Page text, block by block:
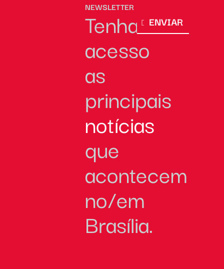
NEWSLETTER
Tenha
acesso
as
principais
notícias
que
acontecem
no/em
Brasília.
ENVIAR